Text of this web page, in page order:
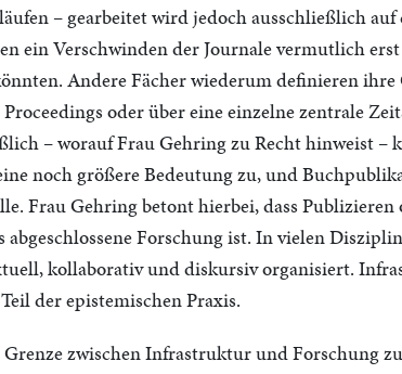
– gearbeitet wird jedoch ausschließlich
ein Verschwinden der Journale vermutlich
Andere Fächer wiederum definieren
oder über eine einzelne zentrale
– worauf Frau Gehring zu Recht hinweist –
noch größere Bedeutung zu, und
Frau Gehring betont hierbei, dass
Forschung ist. In vielen
kollaborativ und diskursiv organisiert.
der epistemischen Praxis.
Grenze zwischen Infrastruktur und Forschung